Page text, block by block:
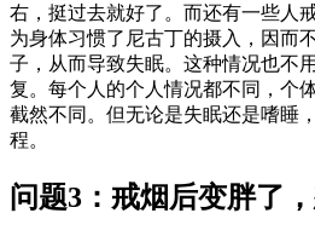
右，挺过去就好了。而还有一些人
为身体习惯了尼古丁的摄入，因而
子，从而导致失眠。这种情况也不
复。每个人的个人情况都不同，个
截然不同。但无论是失眠还是嗜睡
程。
问题3：戒烟后变胖了